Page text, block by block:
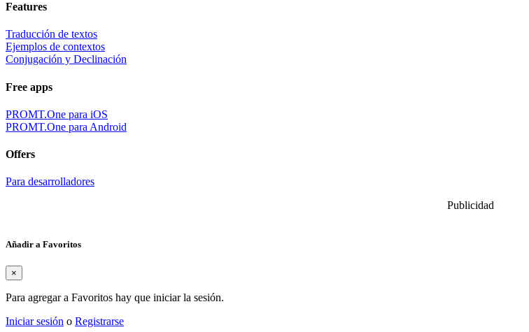
Features
Traducción de textos
Ejemplos de contextos
Conjugación y Declinación
Free apps
PROMT.One para iOS
PROMT.One para Android
Offers
Para desarrolladores
Publicidad
Añadir a Favoritos
×
Para agregar a Favoritos hay que iniciar la sesión.
Iniciar sesión o Registrarse